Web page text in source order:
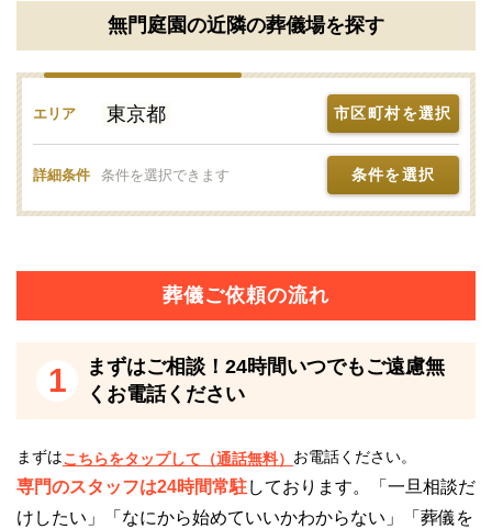
火葬施設のある立川市斎場は、無門庭園から車で3分
のところにあります。
無門庭園の安置施設について
無門庭園は安置が可能です。
付き添い可能な7室の個別安置室と、12基の保冷安置
室が完備されています。
個別安置室は、24時間自由な時間に利用することがで
き、故人との最後の時間を、ゆっくり過ごすことがで
※掲載情報は、葬儀事業者の公式サイトなど、一般公
変更等、修正が必要な際には、 こちらからお知らせく
ださい。
無門庭園の近隣の葬儀場を探す
エリア 東京都 市区町村を選択
詳細条件 条件を選択できます 条件を選択
葬儀ご依頼の流れ
1
まずはご相談！24時間いつでもご遠慮無
くお電話ください
まずはこちらをタップして（通話無料） お電話ください。
専門のスタッフは24時間常駐しております。「一旦相談だ
けしたい」「なにから始めていいかわからない」「葬儀を